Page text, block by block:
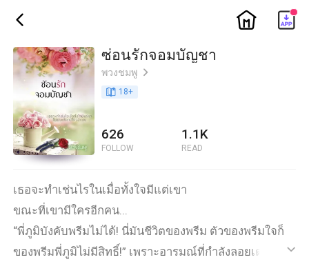
ic_back ic_home
ซ่อนรักจอมบัญชา
พวงชมพู ic_arrow_right
book_age 18+
626
FOLLOW
1.1K
READ
เธอจะทำเช่นไรในเมื่อทั้งใจมีแต่เขา
ขณะที่เขามีใครอีกคน...
“พี่ภูมิบังคับพรีมไม่ได้! นี่มันชีวิตของพรีม ตัวของพรีมใจก็
ของพรีมพี่ภูมิไม่มีสิทธิ์!” เพราะอารมณ์ที่กำลังลอยเด่น
ic_default